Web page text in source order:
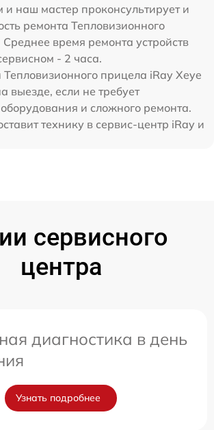
и наш мастер проконсультирует и
ремонта Тепловизионного
время ремонта устройств
- 2 часа.
Тепловизионного прицела iRay Xeye
выезде, если не требует
и сложного ремонта.
технику в сервис-центр iRay и
сервисного
центра
диагностика в день
Узнать подробнее